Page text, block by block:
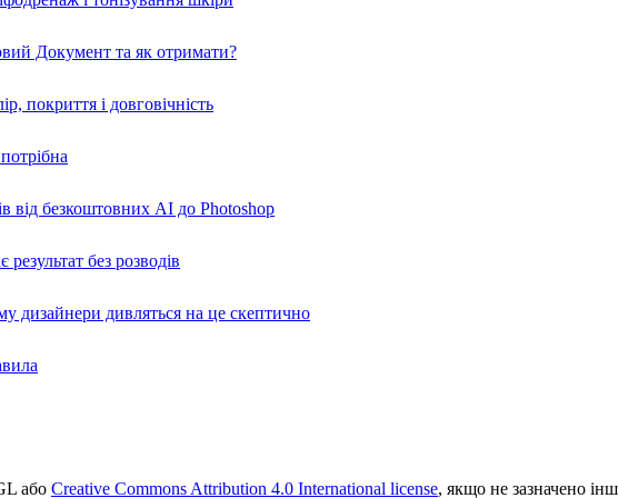
Документ та як отримати?
покриття і довговічність
від безкоштовних AI до Photoshop
без розводів
дизайнери дивляться на це скептично
або Creative Commons Attribution 4.0 International license, якщо не зазначено